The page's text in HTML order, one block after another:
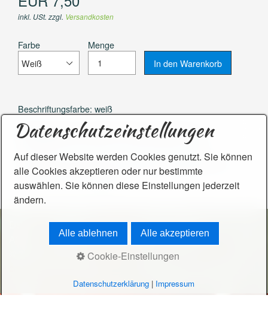
inkl. USt. zzgl. Versandkosten
Farbe Menge
Beschriftungsfarbe: weiß
Individualisierung, weitere Farben möglich. Bitte
kontakktieren Sie mich per Formular (siehe unten)
Kunstkekse sind wegen der Haltbarkeit ausgehärtet und
nicht zum Verzehr geeignet.
Kontakt Impressum
Widerrufsbelehrung
© 2016 KunstKeks.Webseite erstellt mit Zeta Producer
Datenschutzeinstellungen
​​​​​Auf dieser Website werden Cookies genutzt. Sie können
alle Cookies akzeptieren oder nur bestimmte
auswählen. Sie können diese Einstellungen jederzeit
ändern.
Alle ablehnen Alle akzeptieren
Cookie-Einstellungen
Datenschutzerklärung | Impressum